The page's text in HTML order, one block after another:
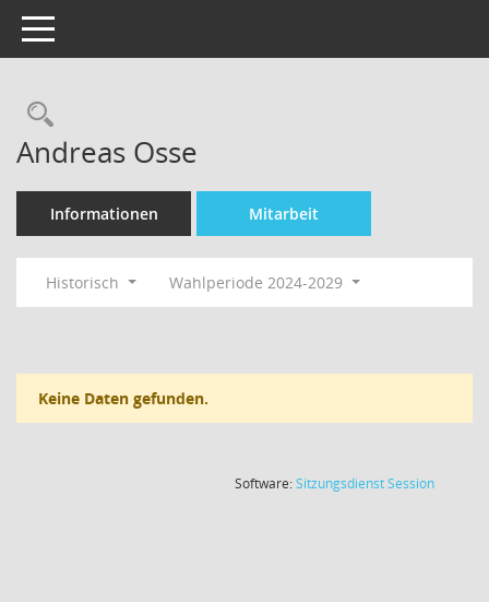
Toggle navigation
Rechercheauswahl
Andreas Osse
Informationen Mitarbeit
Historisch Wahlperiode 2024-2029
Keine Daten gefunden.
Software:SitzungsdienstSession(Wird in